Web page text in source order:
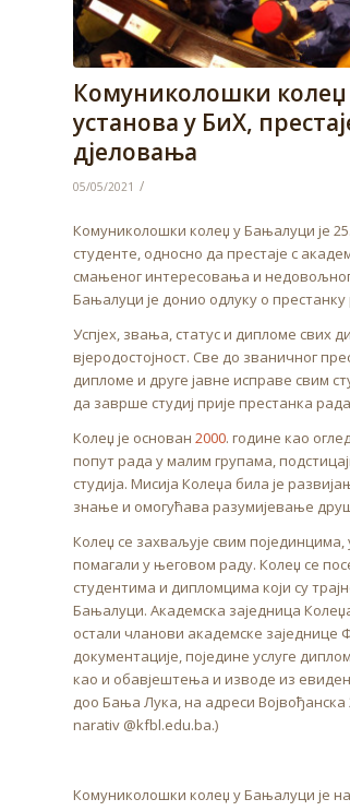
Комуниколошки колеџ
установа у БиХ,
дјеловања
05/05/2021 /
Комуниколошки колеџ у Бањалуци је
студенте, односно да престаје с
смањеног интересовања и
Бањалуци је донио одлуку о
Успјех, звања, статус и дипломе свих
вјеродостојност. Све до званичног
дипломе и друге јавне исправе свим
да заврше студиј прије престанка
Колеџ је основан 2000. године као
попут рада у малим групама,
студија. Мисија Колеџа била је
знање и омогућава разумијевање
Колеџ се захваљује свим
помагали у његовом раду. Колеџ се
студентима и дипломцима који су
Бањалуци. Академска заједница
остали чланови академске
документације, поједине услуге
као и обавјештења и изводе из
доо Бања Лука, на адреси
narativ @kfbl.edu.ba.)
Комуниколошки колеџ у Бањалуци је